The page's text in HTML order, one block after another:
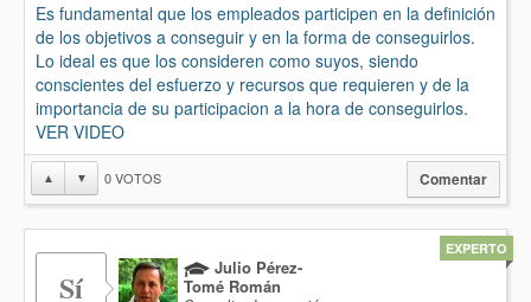
Es fundamental que los empleados participen en la definición
de los objetivos a conseguir y en la forma de conseguirlos.
Lo ideal es que los consideren como suyos, siendo
conscientes del esfuerzo y recursos que requieren y de la
importancia de su participacion a la hora de conseguirlos.
VER VIDEO
▲ ▼ 0VOTOS Comentar
Sí
Julio Pérez-
Tomé Román
EXPERTO